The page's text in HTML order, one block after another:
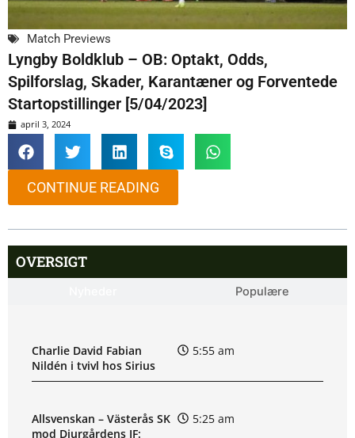
Match Previews
Lyngby Boldklub – OB: Optakt, Odds,
Spilforslag, Skader, Karantæner og Forventede
Startopstillinger [5/04/2023]
april 3, 2024
CONTINUE READING
OVERSIGT
Populære
Charlie David Fabian
Nildén i tvivl hos Sirius
5:55 am
Allsvenskan – Västerås SK
mod Djurgårdens IF:
5:25 am